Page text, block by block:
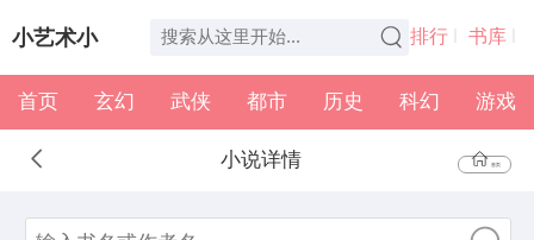
小艺术小
说
排行 书库
全本 书架
首页 玄幻 武侠 都市 历史 科幻 游戏
小说详情 首页